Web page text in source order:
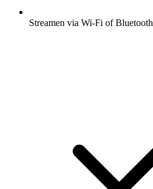
Streamen via Wi-Fi of Bluetooth